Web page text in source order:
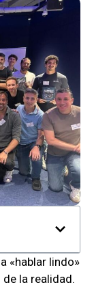
«hablar lindo»
la realidad.